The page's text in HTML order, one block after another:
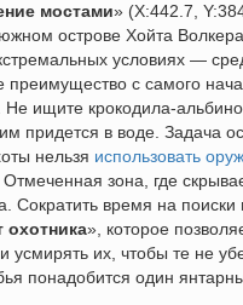
мостами» (X:442.7,
острове Хойта
условиях —
преимущество с самого
Не ищите крокодила-
придется в воде. Задача
нельзя использовать
зона, где
Сократить время на поиски
охотника», которое
усмирять их, чтобы те не
понадобится один